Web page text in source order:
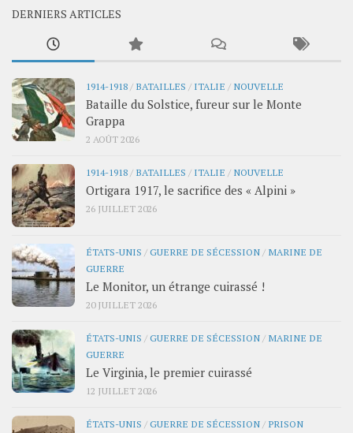
DERNIERS ARTICLES
1914-1918 / BATAILLES / ITALIE / NOUVELLE
Bataille du Solstice, fureur sur le Monte
Grappa
2 AOÛT 2026
1914-1918 / BATAILLES / ITALIE / NOUVELLE
Ortigara 1917, le sacrifice des « Alpini »
26 JUILLET 2026
ÉTATS-UNIS /GUERRE DE SÉCESSION / MARINE DE
GUERRE
Le Monitor, un étrange cuirassé !
20 JUILLET 2026
ÉTATS-UNIS /GUERRE DE SÉCESSION / MARINE DE
GUERRE
Le Virginia, le premier cuirassé
12 JUILLET 2026
ÉTATS-UNIS /GUERRE DE SÉCESSION / PRISON